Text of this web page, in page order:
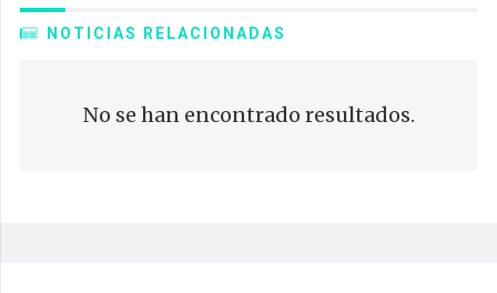
NOTICIAS RELACIONADAS
No se han encontrado resultados.